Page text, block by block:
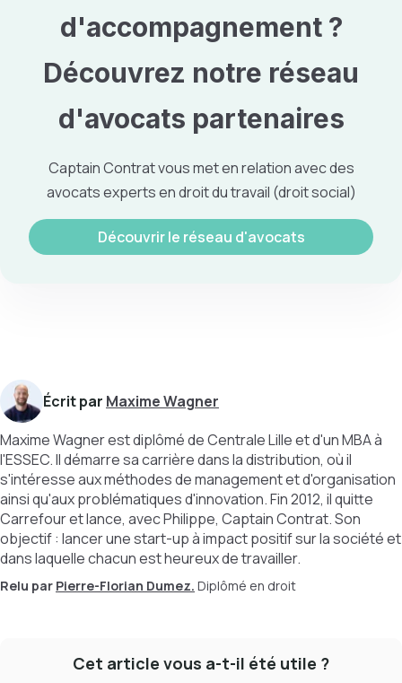
d'accompagnement ?
Découvrez notre réseau
d'avocats partenaires
Captain Contrat vous met en relation avec des
avocats experts endroit du travail (droit social)
Découvrir le réseau d'avocats
Écrit par Maxime Wagner
Maxime Wagner est diplômé de Centrale Lille et d'un MBA à
l'ESSEC. Il démarre sa carrière dans la distribution, où il
s'intéresse aux méthodes de management et d'organisation
ainsi qu'aux problématiques d'innovation. Fin 2012, il quitte
Carrefour et lance, avec Philippe, Captain Contrat. Son
objectif : lancer une start-up à impact positif sur la société et
dans laquelle chacun est heureux de travailler.
Relu par Pierre-Florian Dumez. Diplômé en droit
Cet article vous a-t-il été utile ?